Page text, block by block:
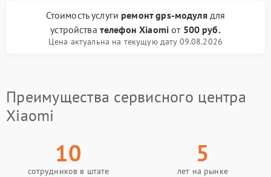
Стоимость услуги ремонт gps-модулядля
устройства телефон Xiaomiот 500 руб.
Цена актуальна на текущую дату 09.08.2026
Преимущества сервисного центра
Xiaomi
10
сотрудников в штате
5
лет на рынке